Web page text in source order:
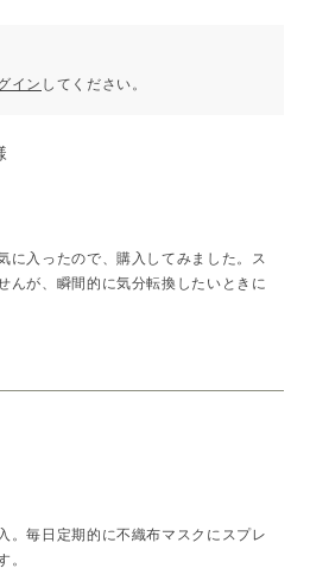
イン してください。
に入ったので、購入してみました。ス
んが、瞬間的に気分転換したいときに
。毎日定期的に不織布マスクにスプレ
。